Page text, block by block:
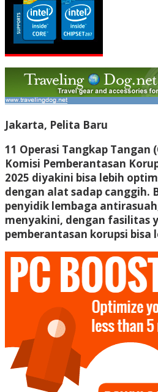
Jakarta, Pelita Baru
11 Operasi Tangkap Tangan
Komisi Pemberantasan
2025 diyakini bisa lebih
dengan alat sadap canggih.
penyidik lembaga
menyakini, dengan fasilitas
pemberantasan korupsi bisa